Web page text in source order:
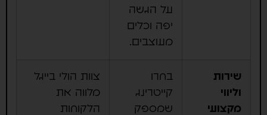
על הגשה
יפה וכלים
מעוצבים.
שירות
וליווי
מקצועי
בחרו
קייטרינג
שמספק
צוות הולי בייגל
מלווה את
הלקוחות